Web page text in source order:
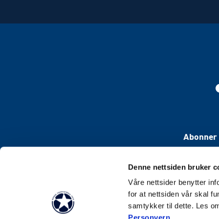
Denne nettsiden bruker
Våre nettsider benytter
for at nettsiden vår skal
samtykker til dette. Les